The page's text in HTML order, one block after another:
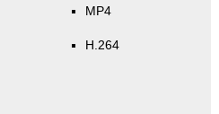
MP4
H.264